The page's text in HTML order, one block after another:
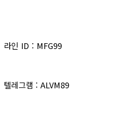
라인 ID : MFG99
텔레그램 : ALVM89